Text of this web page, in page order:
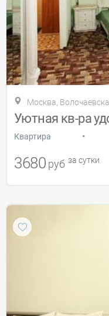
Москва,
Уютная кв-ра
Квартира •
3680 руб за сутки